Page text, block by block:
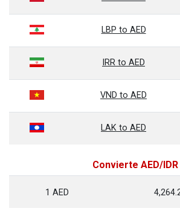
LBP to AED
IRR to AED
VND to AED
LAK to AED
Convierte AED/IDR
1 AED